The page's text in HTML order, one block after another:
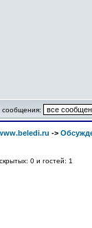
сообщения:
->
0 и гостей: 1